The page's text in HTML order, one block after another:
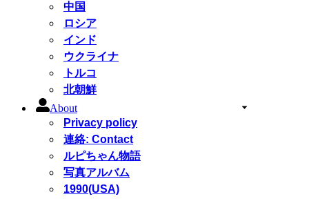
中国
ロシア
インド
ウクライナ
トルコ
北朝鮮
About
Privacy policy
連絡: Contact
ルピちゃん物語
写真アルバム
1990(USA)